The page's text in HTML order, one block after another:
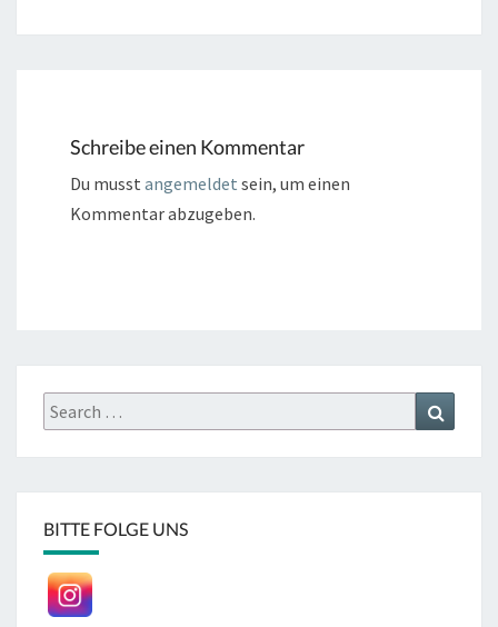
Schreibe einen Kommentar
Du musst angemeldet sein, um einen
Kommentar abzugeben.
Search
for:
BITTE FOLGE UNS